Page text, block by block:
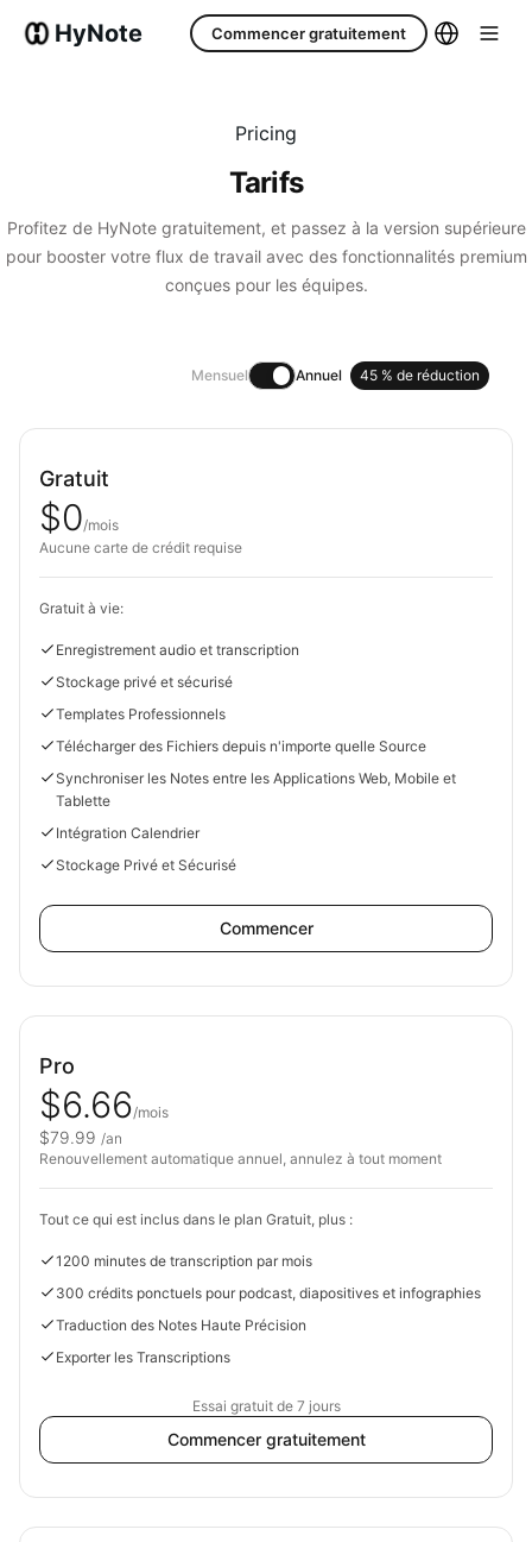
HyNote Commencer gratuitement
Pricing
Tarifs
Profitez de HyNote gratuitement, et passez à la version supérieure
pour booster votre flux de travail avec des fonctionnalités premium
conçues pour les équipes.
Mensuel Annuel 45 % de réduction
Gratuit
$0/mois
Aucune carte de crédit requise
Gratuit à vie:
Enregistrement audio et transcription
Stockage privé et sécurisé
Templates Professionnels
Télécharger des Fichiers depuis n'importe quelle Source
Synchroniser les Notes entre les Applications Web, Mobile et
Tablette
Intégration Calendrier
Stockage Privé et Sécurisé
Commencer
Pro
$6.66/mois
$79.99 /an
Renouvellement automatique annuel, annulez à tout moment
Tout ce qui est inclus dans le plan Gratuit, plus :
1200 minutes de transcription par mois
300 crédits ponctuels pour podcast, diapositives et infographies
Traduction des Notes Haute Précision
Exporter les Transcriptions
Essai gratuit de 7 jours
Commencer gratuitement